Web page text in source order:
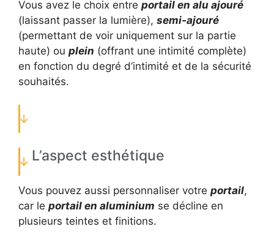
Vous avez le choix entre portail en alu ajouré
(laissant passer la lumière), semi-ajouré
(permettant de voir uniquement sur la partie
haute) ou plein (offrant une intimité complète)
en fonction du degré d’intimité et de la sécurité
souhaités.
L’aspect esthétique
Vous pouvez aussi personnaliser votre portail,
car le portail en aluminium se décline en
plusieurs teintes et finitions.